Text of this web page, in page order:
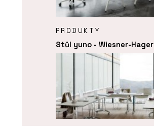
PRODUKTY
Stůl yuno - Wiesner-Hager